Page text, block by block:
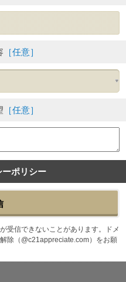
［任意］
［任意］
ーポリシー
受信できないことがあります。ドメ
除（@c21appreciate.com）をお願